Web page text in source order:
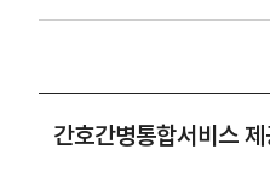
간호간병통합서비스